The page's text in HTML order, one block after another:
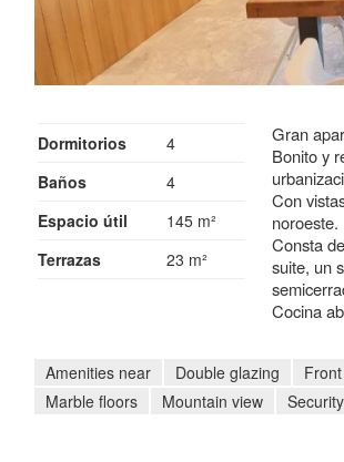
Dormitorios
4
Baños
4
Espacio útil
145 m²
Terrazas
23 m²
Gran
Bonito y
Con
noroeste.
Consta
suite, un
Cocina
Amenities near Double glazing
Marble floors
Mountain view